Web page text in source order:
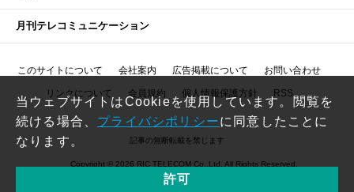
月刊テレコミュニケーション
このサイトについて 会社案内 広告掲載について お問い合わせ
リンクについて 会員規約 個人情報保護方針 RSS
記事の無断転載を禁じます
Copyright © 2026 RIC TELECOM Co.,Ltd. All Rights Reserved.
当ウェブサイトはCookieを使用しています。閲覧を
続ける場合、 プライバシポリシーに同意したことに
なります。
許可